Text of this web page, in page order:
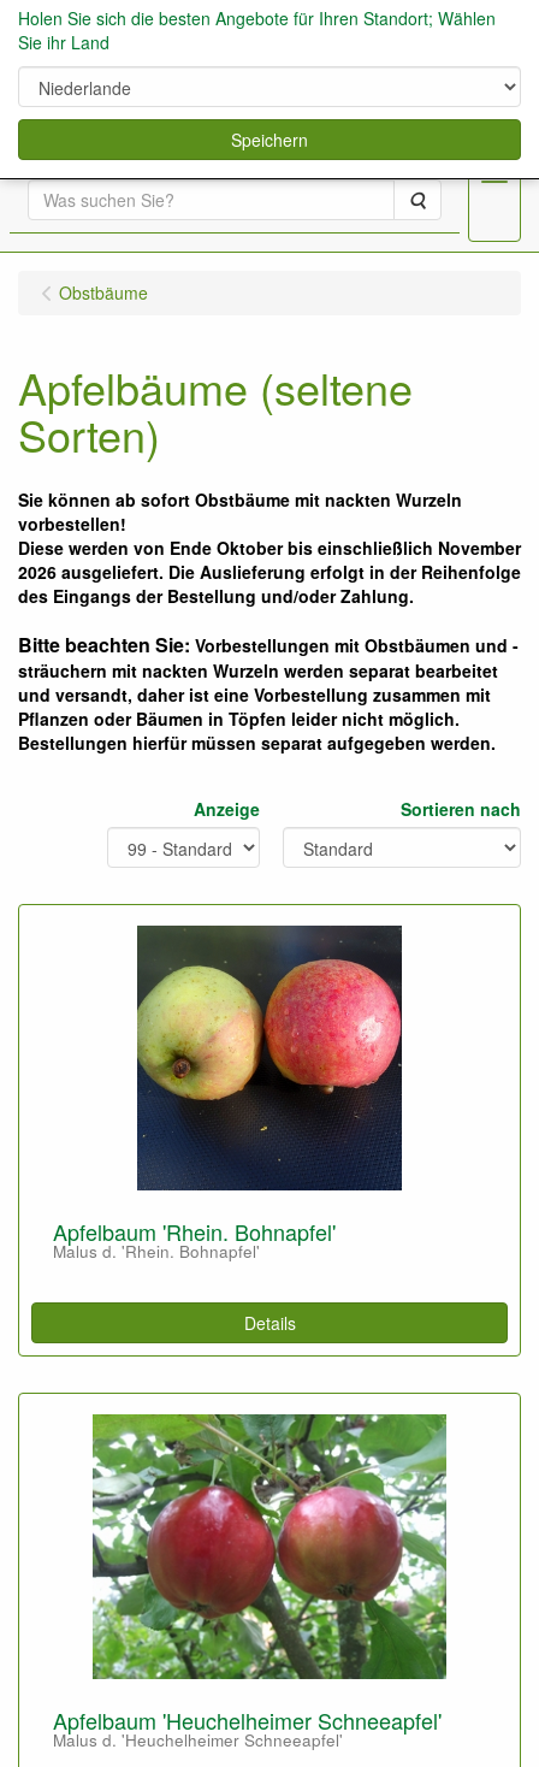
Suche
Menu
Obstbäume
Apfelbäume (seltene
Sorten)
Sie können ab sofort Obstbäume mit nackten Wurzeln
vorbestellen!
Diese werden von Ende Oktober bis einschließlich November
2026 ausgeliefert. Die Auslieferung erfolgt in der Reihenfolge
des Eingangs der Bestellung und/oder Zahlung.
Bitte beachten Sie: Vorbestellungen mit Obstbäumen und -
sträuchern mit nackten Wurzeln werden separat bearbeitet
und versandt, daher ist eine Vorbestellung zusammen mit
Pflanzen oder Bäumen in Töpfen leider nicht möglich.
Bestellungen hierfür müssen separat aufgegeben werden.
Anzeige Sortieren nach
Apfelbaum 'Rhein. Bohnapfel'
Malus d. 'Rhein. Bohnapfel'
Details
Apfelbaum 'Heuchelheimer Schneeapfel'
Malus d. 'Heuchelheimer Schneeapfel'
Holen Sie sich die besten Angebote für Ihren Standort; Wählen
Sie ihr Land
Speichern